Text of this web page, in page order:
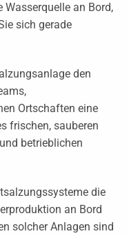
an Bord,
sich gerade
den
Ortschaften eine
frischen, sauberen
betrieblichen
die
an Bord
solcher Anlagen sind